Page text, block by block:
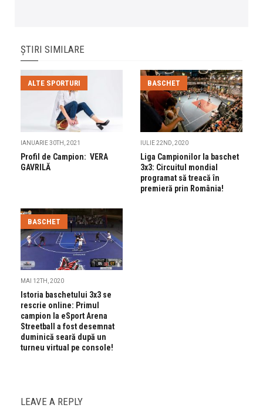
ȘTIRI SIMILARE
ALTE SPORTURI
IANUARIE 30TH, 2021
Profil de Campion: VERA
GAVRILĂ
BASCHET
IULIE 22ND, 2020
Liga Campionilor la baschet
3x3: Circuitul mondial
programat să treacă în
premieră prin România!
BASCHET
MAI 12TH, 2020
Istoria baschetului 3x3 se
rescrie online: Primul
campion la eSport Arena
Streetball a fost desemnat
duminică seară după un
turneu virtual pe console!
LEAVE A REPLY